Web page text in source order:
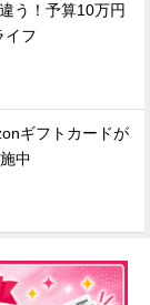
う！予算10万円
イフ
ギフトカードが
中